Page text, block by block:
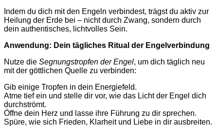
Indem du dich mit den Engeln verbindest, trägst du aktiv zur
Heilung der Erde bei – nicht durch Zwang, sondern durch
dein authentisches, lichtvolles Sein.
Anwendung: Dein tägliches Ritual der Engelverbindung
Nutze die Segnungstropfen der Engel, um dich täglich neu
mit der göttlichen Quelle zu verbinden:
Gib einige Tropfen in dein Energiefeld.
Atme tief ein und stelle dir vor, wie das Licht der Engel dich
durchströmt.
Öffne dein Herz und lasse ihre Führung zu dir sprechen.
Spüre, wie sich Frieden, Klarheit und Liebe in dir ausbreiten.